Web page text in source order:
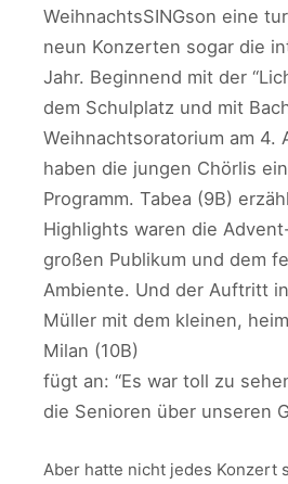
WeihnachtsSINGson eine
neun Konzerten sogar die
Jahr. Beginnend mit der
dem Schulplatz und mit
Weihnachtsoratorium am 4.
haben die jungen Chörlis
Programm. Tabea (9B)
Highlights waren die
großen Publikum und dem
Ambiente. Und der Auftritt
Müller mit dem kleinen,
Milan (10B)
fügt an: “Es war toll zu
die Senioren über unseren
Aber hatte nicht jedes Konzert